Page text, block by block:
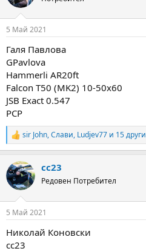
i
s
5 Май 2021
Галя Павлова
GPavlova
Hammerli AR20ft
Falcon T50 (MK2) 10-50x60
JSB Exact 0.547
PCP
R
e
c
t
i
s
sir John,Слави, Ludjev77 и 15 други
cc23
Редовен Потребител
5 Май 2021
Николай Коновски
сс23